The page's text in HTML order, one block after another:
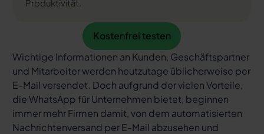
Produktivität.
Kostenfrei testen
Kostenfrei testen
Wichtige Informationen an Kunden, Geschäftspartner
und Mitarbeiter werden heutzutage üblicherweise per
E-Mail versendet. Doch aufgrund der vielen Vorteile,
die WhatsApp für Unternehmen bietet, beginnen
immer mehr Firmen damit, von dem automatisierten
Nachrichtenversand per E-Mail abzusehen und